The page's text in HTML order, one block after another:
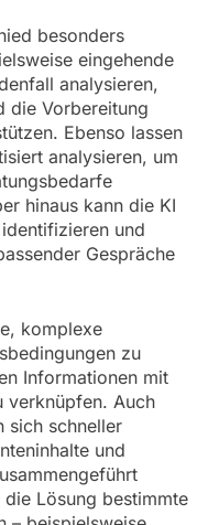
besonders
eingehende
analysieren,
die Vorbereitung
Ebenso lassen
analysieren, um
hinaus kann die KI
und
Gespräche
komplexe
zu
Informationen mit
verknüpfen. Auch
sich schneller
und
Lösung bestimmte